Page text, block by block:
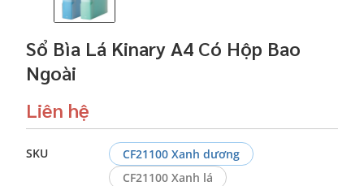
Sổ Bìa Lá Kinary A4 Có Hộp Bao
Ngoài
Liên hệ
SKU
CF21100 Xanh dương
CF21100 Xanh lá